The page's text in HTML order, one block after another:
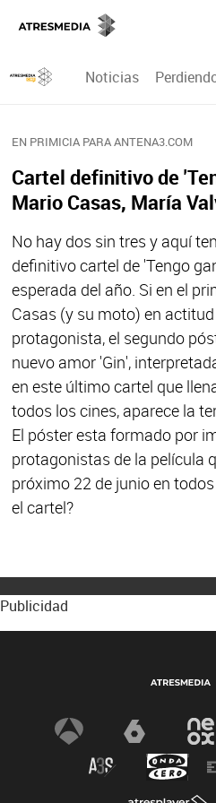
Noticias
EN PRIMICIA PARA ANTENA3.COM
Cartel definitivo de
Mario Casas, María
No hay dos sin tres y aquí
definitivo cartel de 'Tengo
esperada del año. Si en el
Casas (y su moto) en
protagonista, el segundo
nuevo amor 'Gin',
en este último cartel que
todos los cines, aparece la
El póster esta formado por
protagonistas de la película
próximo 22 de junio en
el cartel?
Publicidad